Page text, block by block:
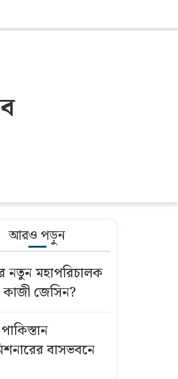
আরও পড়ুন
নতুন মহাপরিচালক
জেসিন?
বাসভবনে